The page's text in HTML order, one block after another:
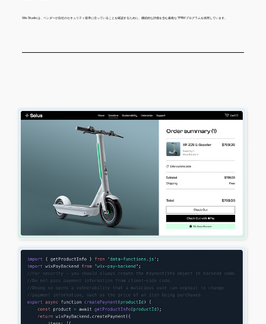
Wix Studio は、ベンダーが自社のセキュリティ基準に沿っていることを確認するために、継続的な評価を含む厳格な TPRM プログラムを採用しています。